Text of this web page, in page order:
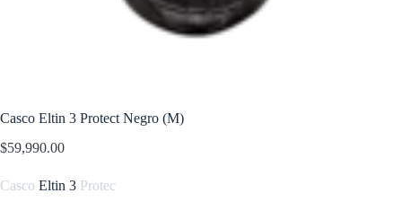
Casco Eltin 3 Protect Negro (M)
$59,990.00
Casco Eltin 3 Protec